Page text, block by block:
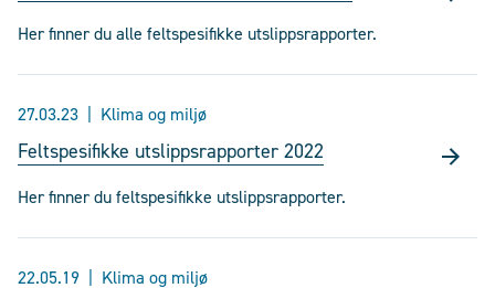
Her finner du alle feltspesifikke utslippsrapporter.
27.03.23 Klima og miljø
Feltspesifikke utslippsrapporter 2022
Her finner du feltspesifikke utslippsrapporter.
22.05.19 Klima og miljø